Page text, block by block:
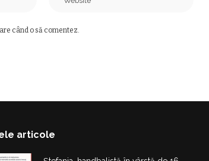
când o să comentez.
articole